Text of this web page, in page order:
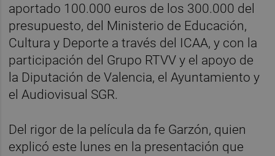
aportado 100.000 euros de los 300.000 del
presupuesto, del Ministerio de Educación,
Cultura y Deporte a través del ICAA, y con la
participación del Grupo RTVV y el apoyo de
la Diputación de Valencia, el Ayuntamiento y
el Audiovisual SGR.
Del rigor de la película da fe Garzón, quien
explicó este lunes en la presentación que